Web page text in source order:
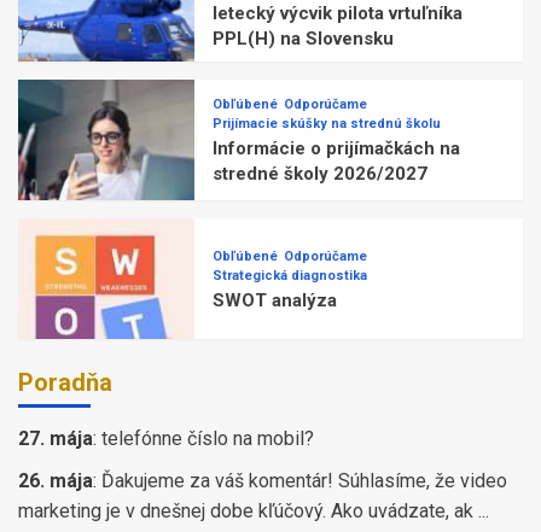
letecký výcvik pilota vrtuľníka
PPL(H) na Slovensku
Obľúbené Odporúčame
Prijímacie skúšky na strednú školu
Informácie o prijímačkách na
stredné školy 2026/2027
Obľúbené Odporúčame
Strategická diagnostika
SWOT analýza
Poradňa
27. mája: telefónne číslo na mobil?
26. mája: Ďakujeme za váš komentár! Súhlasíme, že video
marketing je v dnešnej dobe kľúčový. Ako uvádzate, ak ...